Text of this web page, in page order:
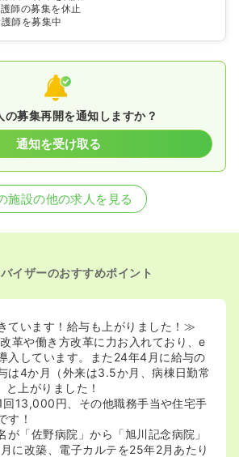
師の募集を休止
師を募集中
の募集再開を通知しますか？
通知を受け取る
施設の他の求人を見る
イザーのおすすめポイント
ています！給与も上がりました！≫
革や働き方改革に力お入れており、e
入しています。また24年4月に給与の
は4か月（外来は3.5か月、病棟日勤常
上がりました！
13,000円、その他職務手当や住宅手
す！
「佐野病院」から「旭川記念病院」
に改築、電子カルテを25年2月あたり